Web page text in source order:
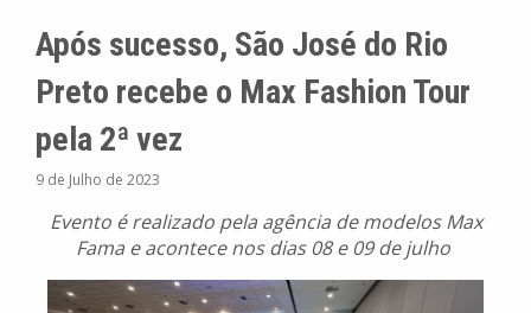
Após sucesso, São José do Rio
Preto recebe o Max Fashion Tour
pela 2ª vez
9 de Julho de 2023
Evento é realizado pela agência de modelos Max
Fama e acontece nos dias 08 e 09 de julho